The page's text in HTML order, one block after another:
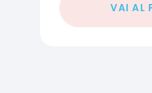
VAI AL